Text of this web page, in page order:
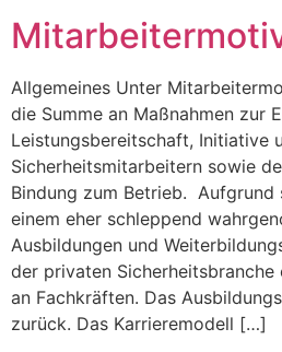
Allgemeines Unter
die Summe an Maßnahmen zur
Leistungsbereitschaft, Initiative
Sicherheitsmitarbeitern sowie
Bindung zum Betrieb. Aufgrund
einem eher schleppend
Ausbildungen und
der privaten Sicherheitsbranche
an Fachkräften. Das
zurück. Das Karrieremodell […]